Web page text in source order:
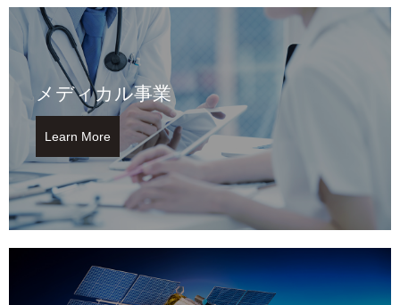
メディカル事業
Learn More